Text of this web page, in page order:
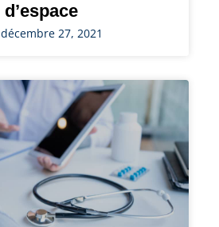
d’espace
décembre 27, 2021